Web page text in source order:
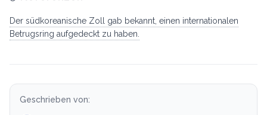
Der südkoreanische Zoll gab bekannt, einen internationalen
Betrugsring aufgedeckt zu haben.
Geschrieben von: